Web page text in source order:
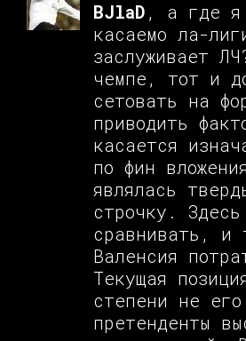
BJlaD , а где я
касаемо ла-
заслуживает
чемпе, тот и
сетовать на
приводить
касается
по фин
являлась
строчку.
сравнивать, и
Валенсия
Текущая
степени не
претенденты